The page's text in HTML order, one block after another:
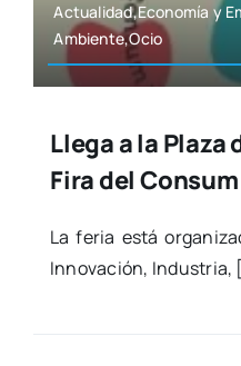
Actualidad,Economía y
Ambiente,Ocio
Llega a la Plaza
Fira del
La feria está
Inno­va­ción, Indus­tria,